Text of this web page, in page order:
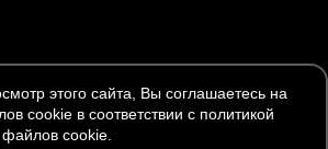
этого сайта, Вы соглашаетесь на
cookie в соответствии с политикой
cookie.